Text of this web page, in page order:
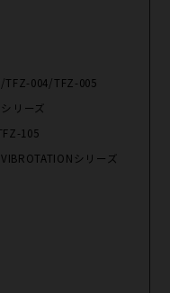
TFZ-004/TFZ-005
リーズ
105
シリーズ